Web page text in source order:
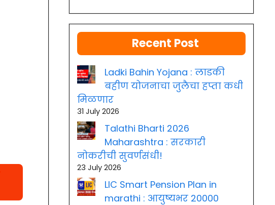
Recent Post
Ladki Bahin Yojana : लाडकी
बहीण योजनाचा जुलैचा हप्ता कधी
मिळणार
31 July 2026
Talathi Bharti 2026
Maharashtra : सरकारी
नोकरीची सुवर्णसंधी!
23 July 2026
LIC Smart Pension Plan in
marathi : आयुष्यभर 20000